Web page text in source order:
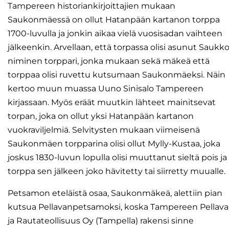
Tampereen historiankirjoittajien mukaan
Saukonmäessä on ollut Hatanpään kartanon torppa
1700-luvulla ja jonkin aikaa vielä vuosisadan vaihteen
jälkeenkin. Arvellaan, että torpassa olisi asunut
niminen torppari, jonka mukaan sekä mäkeä että
torppaa olisi ruvettu kutsumaan Saukonmäeksi. Näin
kertoo muun muassa Uuno Sinisalo Tampereen
kirjassaan. Myös eräät muutkin lähteet mainitsevat
torpan, joka on ollut yksi Hatanpään kartanon
vuokraviljelmiä. Selvitysten mukaan viimeisenä
Saukonmäen torpparina olisi ollut Mylly-Kustaa, joka
joskus 1830-luvun lopulla olisi muuttanut sieltä pois ja
torppa sen jälkeen joko hävitetty tai siirretty muualle.
Petsamon eteläistä osaa, Saukonmäkeä, alettiin pian
kutsua Pellavanpetsamoksi, koska Tampereen
ja Rautateollisuus Oy (Tampella) rakensi sinne